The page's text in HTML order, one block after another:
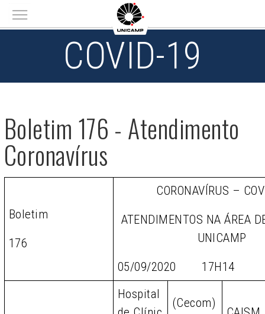
Main menu
COVID-19
Boletim 176 - Atendimento
Coronavírus
Boletim
176
CORONAVÍRUS –
ATENDIMENTOS NA ÁREA
UNICAMP
05/09/2020 17H14
Hospital
(Cecom)